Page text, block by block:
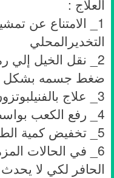
العلاج :
1_ الامتناع عن
التخديرالمحلي
2_ نقل الخيل
ضغط جسمه بشكل
3_ علاج بالفنيلبوتزون المضاد للألم و الألتهبات
4_ رفع الكعب بواسطة وضع ضمادة lilipad تحته
5_ تخفيض كمية الطعام المركز إلي الحد الادنى
6_ في الحالات
الحافر لكي لا يحدث